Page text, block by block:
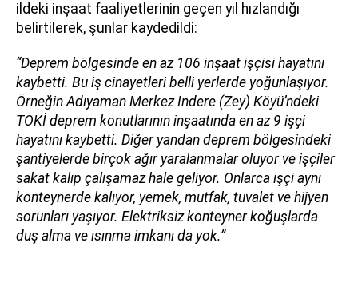
ildeki inşaat faaliyetlerinin geçen yıl hızlandığı
belirtilerek, şunlar kaydedildi:
“Deprem bölgesinde en az 106 inşaat işçisi hayatını
kaybetti. Bu iş cinayetleri belli yerlerde yoğunlaşıyor.
Örneğin Adıyaman Merkez İndere (Zey) Köyü’ndeki
TOKİ deprem konutlarının inşaatında en az 9 işçi
hayatını kaybetti. Diğer yandan deprem bölgesindeki
şantiyelerde birçok ağır yaralanmalar oluyor ve işçiler
sakat kalıp çalışamaz hale geliyor. Onlarca işçi aynı
konteynerde kalıyor, yemek, mutfak, tuvalet ve hijyen
sorunları yaşıyor. Elektriksiz konteyner koğuşlarda
duş alma ve ısınma imkanı da yok.”